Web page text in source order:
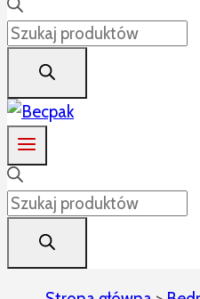
Products
search
Products
search